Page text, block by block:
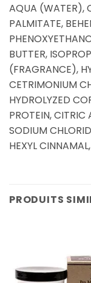
AQUA (WATER),
PALMITATE,
BUTTER,
(FRAGRANCE),
CETRIMONIUM
HYDROLYZED
PROTEIN, CITRIC
SODIUM
HEXYL
PRODUITS